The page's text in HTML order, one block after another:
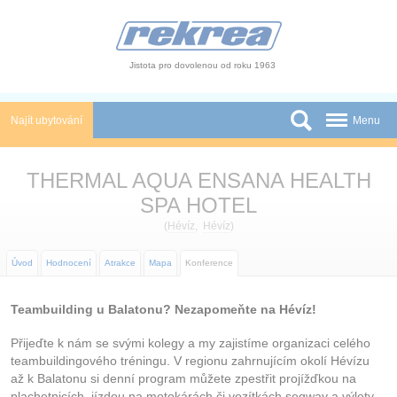
Jistota pro dovolenou od roku 1963
Najít ubytování
Novinky
Atrakce
O nás
Menu
THERMAL AQUA ENSANA HEALTH
SPA HOTEL
( Hévíz, Hévíz)
Úvod Hodnocení Atrakce Mapa Konference
Teambuilding u Balatonu? Nezapomeňte na Hévíz!
Přijeďte k nám se svými kolegy a my zajistíme organizaci celého
teambuildingového tréningu. V regionu zahrnujícím okolí Hévízu
až k Balatonu si denní program můžete zpestřit projížďkou na